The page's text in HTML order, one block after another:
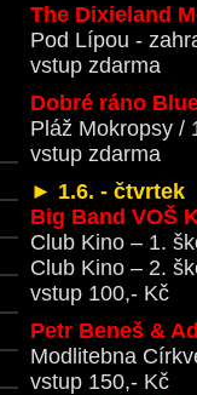
The Dixieland
Pod Lípou -
vstup zdarma
Dobré ráno
Pláž Mokropsy /
vstup zdarma
► 1.6. - čtvrtek
Big Band VOŠ
Club Kino – 1.
Club Kino – 2.
vstup 100,- Kč
Petr Beneš &
Modlitebna
vstup 150,- Kč